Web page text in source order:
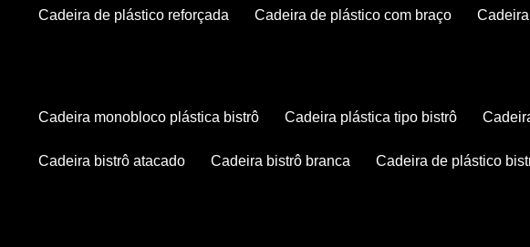
cadeira de plástico reforçada cadeira de plástico com braço
cadeira monobloco plástica bistrô cadeira plástica tipo bistrô
cadeira bistrô atacado cadeira bistrô branca cadeira de plástico